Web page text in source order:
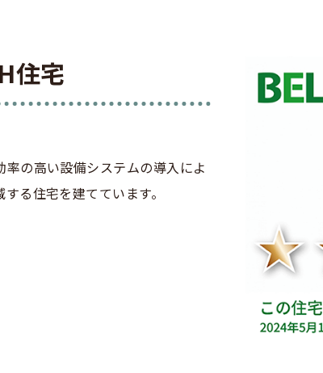
住宅
の高い設備システムの導入によ
る住宅を建てています。